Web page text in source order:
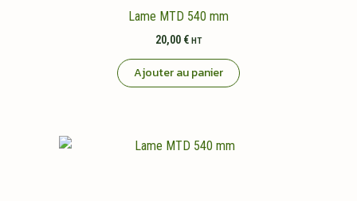
Lame MTD 540 mm
20,00 € HT
Ajouter au panier